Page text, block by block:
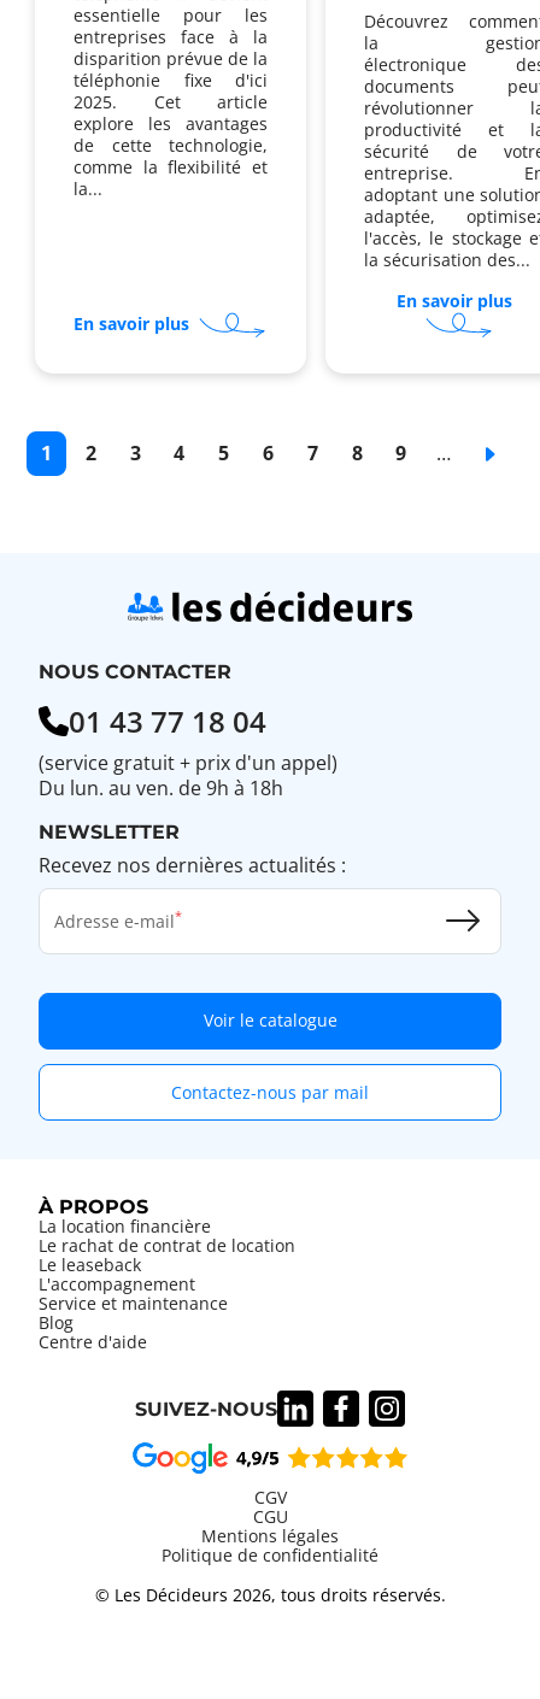
essentielle pour les
entreprises face à la
disparition prévue de la
téléphonie fixe d'ici
2025. Cet article
explore les avantages
de cette technologie,
comme la flexibilité et
la...
En savoir plus sur
Découvrez
la
électronique
documents
révolutionner
productivité et
sécurité de
entreprise.
adoptant une
adaptée,
l'accès, le stockage
la sécurisation des...
En savoir plus
Pagination
Page
courante
1
Page
2
Page
3
Page
4
Page
5
Page
6
Page
7
Page
8
Page
9 …
Page
NOUS CONTACTER
01 43 77 18 04
(service gratuit + prix d'un appel)
Du lun. au ven. de 9h à 18h
NEWSLETTER
Recevez nos dernières actualités :
Adresse e-mail
Voir le catalogue
Contactez-nous par mail
À PROPOS
La location financière
Le rachat de contrat de location
Le leaseback
L'accompagnement
Service et maintenance
Blog
Centre d'aide
SUIVEZ-NOUS
Information
CGV
CGU
Mentions légales
Politique de confidentialité
© Les Décideurs 2026, tous droits réservés.